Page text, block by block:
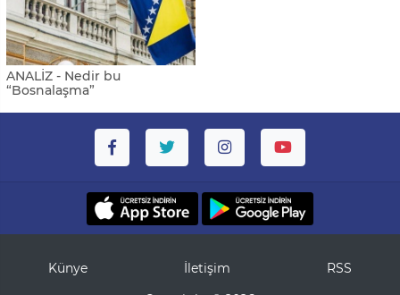
ANALİZ - Nedir bu
“Bosnalaşma”
Künye İletişim
RSS